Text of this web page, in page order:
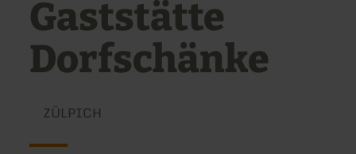
Gaststätte
Dorfschänke
ZÜLPICH